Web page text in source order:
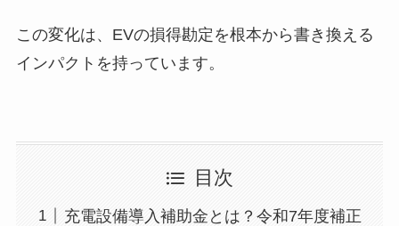
この変化は、EVの損得勘定を根本から書き換える
インパクトを持っています。
目次
充電設備導入補助金とは？令和7年度補正